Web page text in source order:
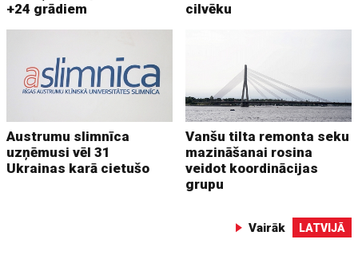
+24 grādiem
cilvēku
Austrumu slimnīca
uzņēmusi vēl 31
Ukrainas karā cietušo
Vanšu tilta remonta seku
mazināšanai rosina
veidot koordinācijas
grupu
Vairāk LATVIJĀ